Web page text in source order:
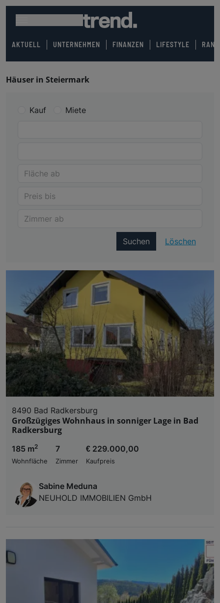
AKTUELL UNTERNEHMEN FINANZEN LIFESTYLE
Häuser in Steiermark
Kauf Miete
Suchen Löschen
8490 Bad Radkersburg
Großzügiges Wohnhaus in sonniger Lage in Bad
Radkersburg
185 m2
Wohnfläche
7
Zimmer
€ 229.000,00
Kaufpreis
Sabine Meduna
NEUHOLD IMMOBILIEN GmbH